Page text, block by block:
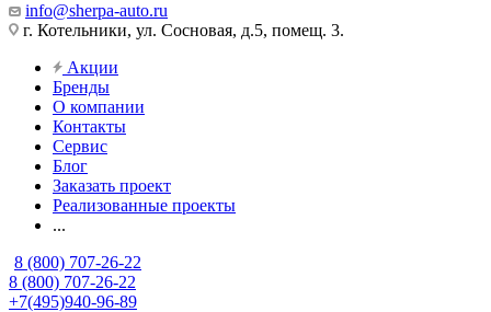
info@sherpa-auto.ru
г. Котельники, ул. Сосновая, д.5, помещ. 3.
Акции
Бренды
О компании
Контакты
Сервис
Блог
Заказать проект
Реализованные проекты
...
8 (800) 707-26-22
8 (800) 707-26-22
+7(495)940-96-89